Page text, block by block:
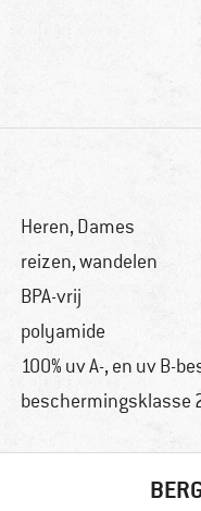
Heren, Dames
reizen, wandelen
BPA-vrij
polyamide
100% uv A-, en uv B-
beschermingsklasse